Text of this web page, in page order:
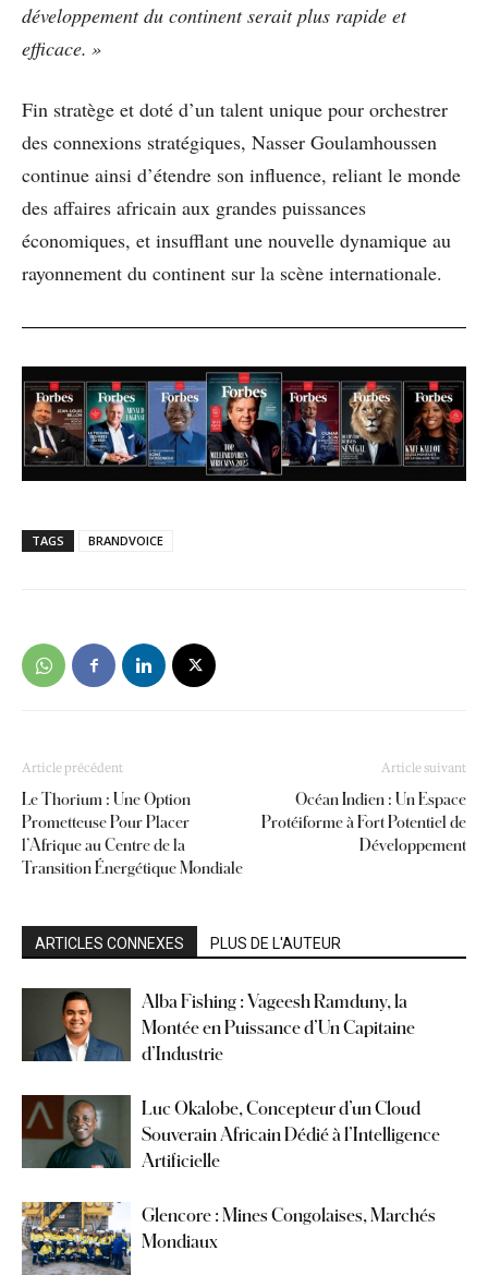
développement du continent serait plus rapide et
efficace. »
Fin stratège et doté d’un talent unique pour orchestrer
des connexions stratégiques, Nasser Goulamhoussen
continue ainsi d’étendre son influence, reliant le monde
des affaires africain aux grandes puissances
économiques, et insufflant une nouvelle dynamique au
rayonnement du continent sur la scène internationale.
TAGS BRANDVOICE
Article précédent
Le Thorium : Une Option
Prometteuse Pour Placer
l’Afrique au Centre de la
Transition Énergétique Mondiale
Article suivant
Océan Indien : Un Espace
Protéiforme à Fort Potentiel de
Développement
ARTICLES CONNEXES PLUS DE L'AUTEUR
Alba Fishing : Vageesh Ramduny, la
Montée en Puissance d’Un Capitaine
d’Industrie
Luc Okalobe, Concepteur d’un Cloud
Souverain Africain Dédié à l’Intelligence
Artificielle
Glencore : Mines Congolaises, Marchés
Mondiaux